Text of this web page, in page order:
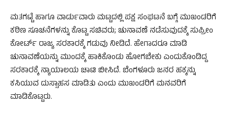
ಮತಗಟ್ಟೆ ಹಾಗೂ ವಾರ್ಡುವಾರು ಮಟ್ಟದಲ್ಲಿ ಪಕ್ಷ ಸಂಘಟನೆ ಬಗ್ಗೆ ಮುಖಂಡರಿಗೆ
ಕಠಿಣ ಸೂಚನೆಗಳನ್ನು ಕೊಟ್ಟ ಸಚಿವರು; ಚುನಾವಣೆ ನಡೆಸುವುದಕ್ಕೆ ಸುಪ್ರೀಂ
ಕೋರ್ಟ್ ರಾಜ್ಯ ಸರಕಾರಕ್ಕೆ ಗಡುವು ನೀಡಿದೆ. ಹೇಗಾದರೂ ಮಾಡಿ
ಚುನಾವಣೆಯನ್ನು ಮುಂದಕ್ಕೆ ಹಾಕಿಕೊಂಡು ಹೋಗಬೇಕು ಎಂದುಕೊಂಡಿದ್ದ
ಸರಕಾರಕ್ಕೆ ನ್ಯಾಯಾಲಯ ಚಾಟಿ ಬೀಸಿದೆ. ಬೆಂಗಳೂರು ಜನರ ಹಕ್ಕನ್ನು
ಕಸಿಯುವ ದುಸ್ಸಾಹಸ ಮಾಡಿತು ಎಂದು ಮುಖಂಡರಿಗೆ ಮನವರಿಗೆ
ಮಾಡಿಕೊಟ್ಟರು.